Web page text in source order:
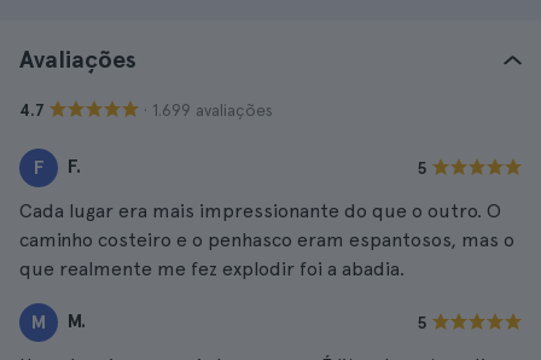
Avaliações
4.7 · 1.699 avaliações
F F. 5
Cada lugar era mais impressionante do que o outro. O
caminho costeiro e o penhasco eram espantosos, mas o
que realmente me fez explodir foi a abadia.
M M. 5